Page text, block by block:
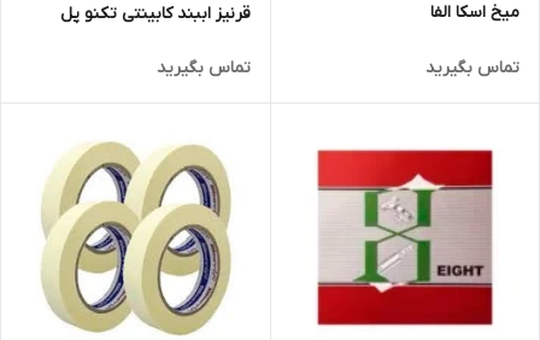
میخ اسکا الفا
تماس بگیرید
قرنیز اببند کابینتی تکنو پل
تماس بگیرید